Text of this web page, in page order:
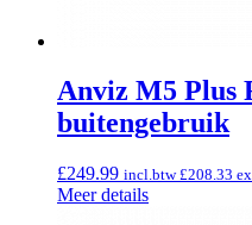
Anviz M5 Plus
buitengebruik
£249.99 incl.btw£208.33
Meer details